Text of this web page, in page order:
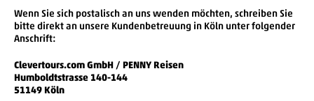
Wenn Sie sich postalisch an uns wenden möchten, schreiben Sie
bitte direkt an unsere Kundenbetreuung in Köln unter folgender
Anschrift:
Clevertours.com GmbH / PENNY Reisen
Humboldtstrasse 140-144
51149 Köln